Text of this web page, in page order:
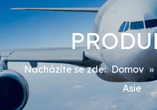
Nacházíte se zde: Domov »
Asie